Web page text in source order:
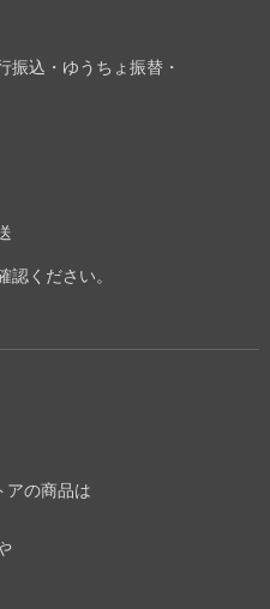
振込・ゆうちょ振替・
認ください。
アの商品は